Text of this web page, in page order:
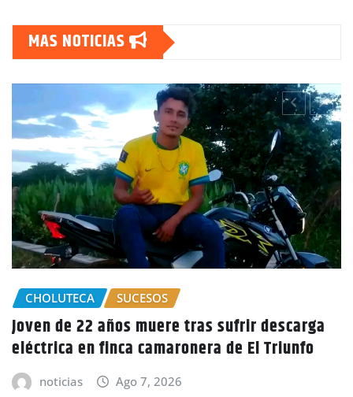
MAS NOTICIAS
GOBIERNO HONDURAS NACIONALES
CIDH escucha denuncias por uso de
políticos y debilidad de la independencia